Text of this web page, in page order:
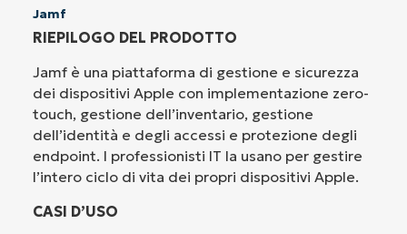
Jamf
RIEPILOGO DEL PRODOTTO
Jamf è una piattaforma di gestione e sicurezza
dei dispositivi Apple con implementazione zero-
touch, gestione dell’inventario, gestione
dell’identità e degli accessi e protezione degli
endpoint. I professionisti IT la usano per gestire
l’intero ciclo di vita dei propri dispositivi Apple.
CASI D’USO